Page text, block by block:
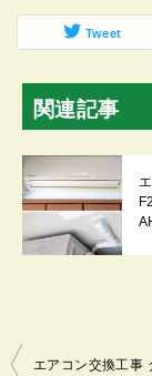
Tweet
関連記事
投